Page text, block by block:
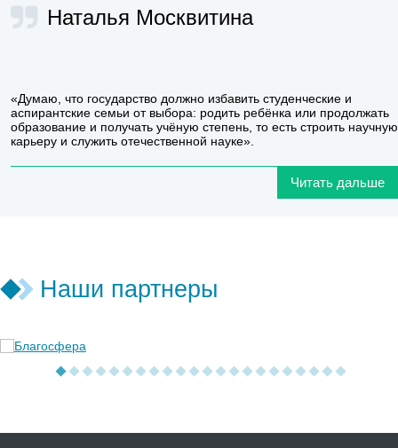
Наталья Москвитина
«Думаю, что государство должно избавить студенческие и
аспирантские семьи от выбора: родить ребёнка или продолжать
образование и получать учёную степень, то есть строить научную
карьеру и служить отечественной науке».
Читать дальше
Наши партнеры